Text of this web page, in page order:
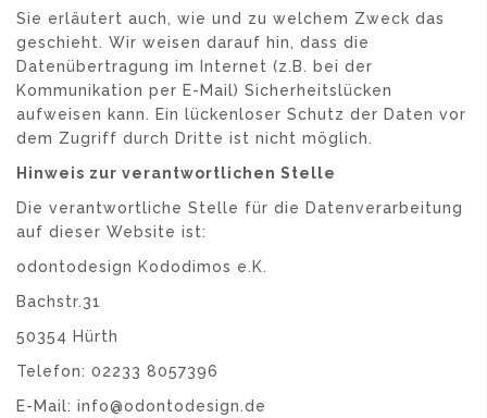
Sie erläutert auch, wie und zu welchem Zweck das
geschieht. Wir weisen darauf hin, dass die
Datenübertragung im Internet (z.B. bei der
Kommunikation per E-Mail) Sicherheitslücken
aufweisen kann. Ein lückenloser Schutz der Daten vor
dem Zugriff durch Dritte ist nicht möglich.
Hinweis zur verantwortlichen Stelle
Die verantwortliche Stelle für die Datenverarbeitung
auf dieser Website ist:
odontodesign Kododimos e.K.
Bachstr.31
50354 Hürth
Telefon: 02233 8057396
E-Mail: info@odontodesign.de